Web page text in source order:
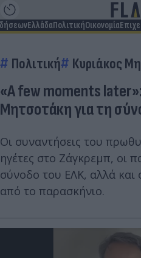
ΕλλάδαΠολιτικήΟικονομία
Πολιτική Κυριάκος
«Α few moments
Μητσοτάκη για τη
Οι συναντήσεις του
ηγέτες στο Ζάγκρεμπ, οι
σύνοδο του ΕΛΚ, αλλά και
από το παρασκήνιο.